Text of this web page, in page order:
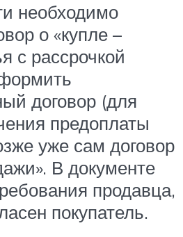
необходимо
о «купле –
с рассрочкой
договор (для
предоплаты
уже сам договор
В документе
продавца,
покупатель.